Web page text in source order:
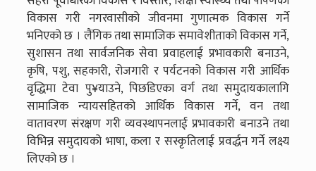
विकास गरी नगरवासीको जीवनमा गुणात्मक विकास गर्ने
भनिएको छ । लैंगिक तथा सामाजिक समावेशीताको विकास गर्ने,
सुशासन तथा सार्वजनिक सेवा प्रवाहलाई प्रभावकारी बनाउने,
कृषि, पशु, सहकारी, रोजगारी र पर्यटनको विकास गरी आर्थिक
वृद्धिमा टेवा पु¥याउने, पिछडिएका वर्ग तथा समुदायकालागि
सामाजिक न्यायसहितको आर्थिक विकास गर्ने, वन तथा
वातावरण संरक्षण गरी व्यवस्थापनलाई प्रभावकारी बनाउने तथा
विभिन्न समुदायको भाषा, कला र सस्कृतिलाई प्रवर्द्धन गर्ने लक्ष्य
लिएको छ ।